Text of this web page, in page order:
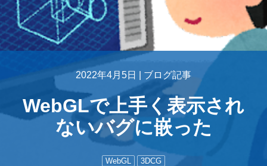
2022年4月5日 | ブログ記事
WebGLで上手く表示され
ないバグに嵌った
WebGL 3DCG